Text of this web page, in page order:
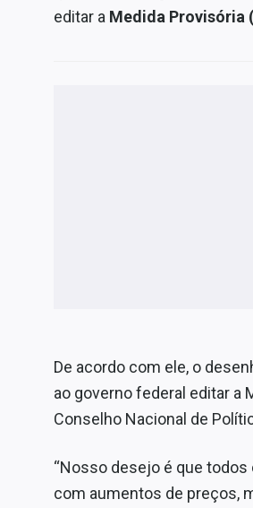
editar a Medida Provisória
De acordo com ele, o
ao governo federal editar a
Conselho Nacional de
“Nosso desejo é que
com aumentos de preços,